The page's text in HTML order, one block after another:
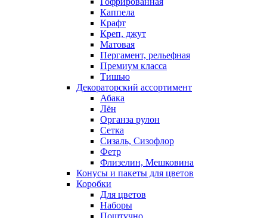
Каппела
Крафт
Креп, джут
Матовая
Пергамент, рельефная
Премиум класса
Тишью
Декораторский ассортимент
Абака
Лён
Органза рулон
Сетка
Сизаль, Сизофлор
Фетр
Флизелин, Мешковина
Конусы и пакеты для цветов
Коробки
Для цветов
Наборы
Поштучно